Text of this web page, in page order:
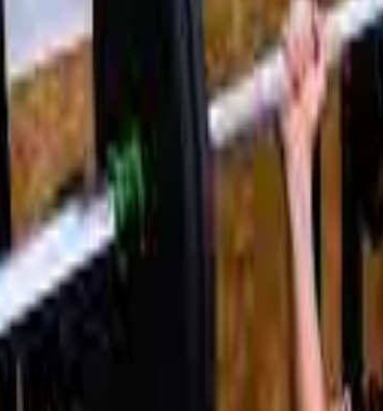
trening
Gdynia, Straszyn